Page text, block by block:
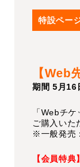
特設ペー
【Web
期間 5月16
「Webチ
ご購入いた
※一般発売
【会員特